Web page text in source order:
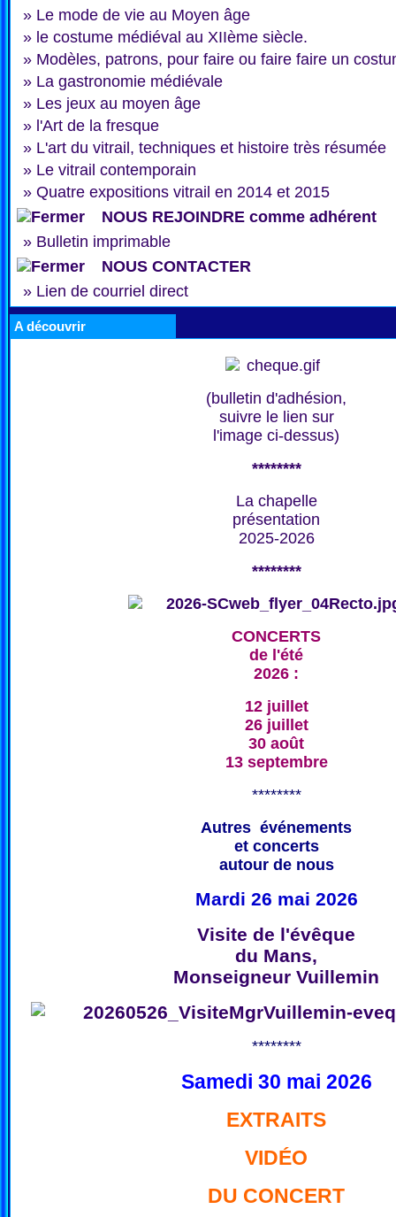
» Le mode de vie au Moyen âge
» le costume médiéval au XIIème siècle.
» Modèles, patrons, pour faire ou faire faire un
» La gastronomie médiévale
» Les jeux au moyen âge
» l'Art de la fresque
» L'art du vitrail, techniques et histoire très résumée
» Le vitrail contemporain
» Quatre expositions vitrail en 2014 et 2015
NOUS REJOINDRE comme adhérent
» Bulletin imprimable
NOUS CONTACTER
» Lien de courriel direct
A découvrir
(bulletin d'adhésion,
suivre le lien sur
l'image ci-dessus)
********
La chapelle
présentation
2025-2026
********
CONCERTS
de l'été
2026 :
12 juillet
26 juillet
30 août
13 septembre
********
Autres événements
et concerts
autour de nous
Mardi 26 mai 2026
Visite de l'évêque
du Mans,
Monseigneur Vuillemin
********
Samedi 30 mai 2026
EXTRAITS
VIDÉO
DU CONCERT